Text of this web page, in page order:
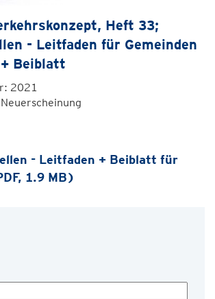
Heft 33;
- Leitfaden für Gemeinden
Beiblatt
2021
- Leitfaden + Beiblatt für
1.9 MB)